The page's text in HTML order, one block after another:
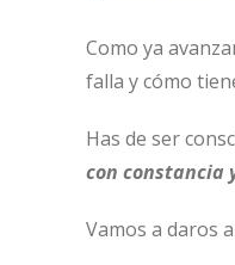
Como ya
falla y cómo
Has de ser
con constancia
Vamos a daros